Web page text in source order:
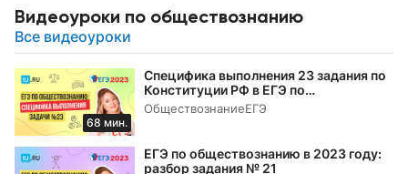
Видеоуроки по обществознанию
Все видеоуроки
68 мин.
Специфика выполнения 23 задания по
Конституции РФ в ЕГЭ по
обществознанию в 2023 году
ОбществознаниеЕГЭ
ЕГЭ по обществознанию в 2023 году:
разбор задания № 21